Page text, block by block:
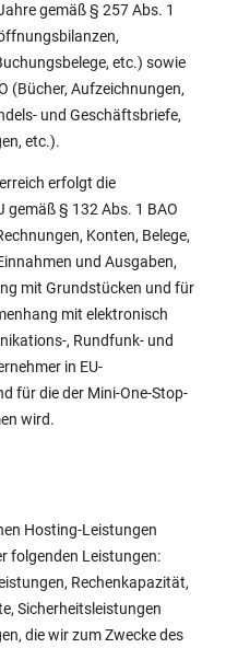
gemäß § 257 Abs. 1
etc.) sowie
(Bücher, Aufzeichnungen,
und Geschäftsbriefe,
etc.).
erfolgt die
§ 132 Abs. 1 BAO
Konten, Belege,
und Ausgaben,
mit Grundstücken und für
mit elektronisch
, Rundfunk- und
in EU-
für die der Mini-One-Stop-
wird.
Hosting-Leistungen
folgenden Leistungen:
Rechenkapazität,
Sicherheitsleistungen
die wir zum Zwecke des